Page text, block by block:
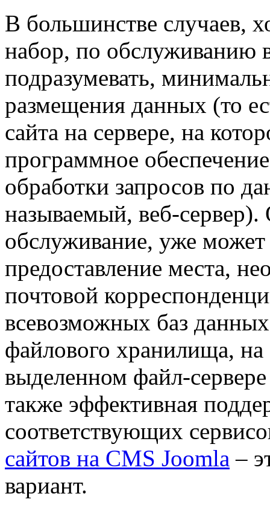
В большинстве случаев,
набор, по обслуживанию
подразумевать,
размещения данных (то
сайта на сервере, на
программное
обработки запросов по
называемый, веб-
обслуживание, уже может
предоставление места,
почтовой
всевозможных баз
файлового хранилища, на
выделенном файл-
также эффективная
соответствующих
сайтов на CMS Joomla –
вариант.